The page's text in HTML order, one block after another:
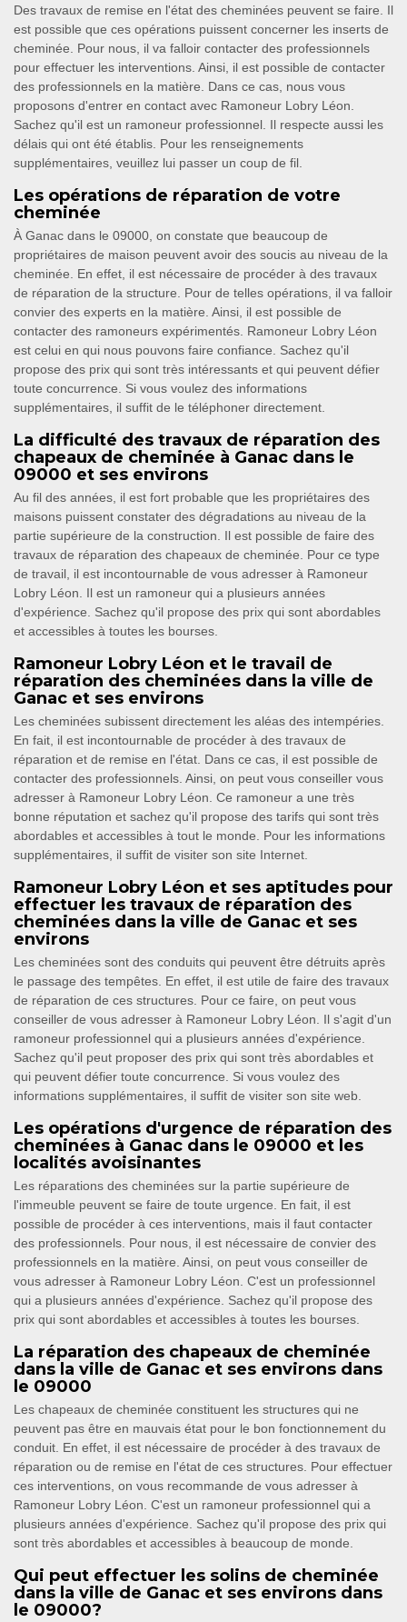
Des travaux de remise en l'état des cheminées peuvent se faire. Il
est possible que ces opérations puissent concerner les inserts de
cheminée. Pour nous, il va falloir contacter des professionnels
pour effectuer les interventions. Ainsi, il est possible de contacter
des professionnels en la matière. Dans ce cas, nous vous
proposons d'entrer en contact avec Ramoneur Lobry Léon.
Sachez qu'il est un ramoneur professionnel. Il respecte aussi les
délais qui ont été établis. Pour les renseignements
supplémentaires, veuillez lui passer un coup de fil.
Les opérations de réparation de votre
cheminée
À Ganac dans le 09000, on constate que beaucoup de
propriétaires de maison peuvent avoir des soucis au niveau de la
cheminée. En effet, il est nécessaire de procéder à des travaux
de réparation de la structure. Pour de telles opérations, il va falloir
convier des experts en la matière. Ainsi, il est possible de
contacter des ramoneurs expérimentés. Ramoneur Lobry Léon
est celui en qui nous pouvons faire confiance. Sachez qu'il
propose des prix qui sont très intéressants et qui peuvent défier
toute concurrence. Si vous voulez des informations
supplémentaires, il suffit de le téléphoner directement.
La difficulté des travaux de réparation des
chapeaux de cheminée à Ganac dans le
09000 et ses environs
Au fil des années, il est fort probable que les propriétaires des
maisons puissent constater des dégradations au niveau de la
partie supérieure de la construction. Il est possible de faire des
travaux de réparation des chapeaux de cheminée. Pour ce type
de travail, il est incontournable de vous adresser à Ramoneur
Lobry Léon. Il est un ramoneur qui a plusieurs années
d'expérience. Sachez qu'il propose des prix qui sont abordables
et accessibles à toutes les bourses.
Ramoneur Lobry Léon et le travail de
réparation des cheminées dans la ville de
Ganac et ses environs
Les cheminées subissent directement les aléas des intempéries.
En fait, il est incontournable de procéder à des travaux de
réparation et de remise en l'état. Dans ce cas, il est possible de
contacter des professionnels. Ainsi, on peut vous conseiller vous
adresser à Ramoneur Lobry Léon. Ce ramoneur a une très
bonne réputation et sachez qu'il propose des tarifs qui sont très
abordables et accessibles à tout le monde. Pour les informations
supplémentaires, il suffit de visiter son site Internet.
Ramoneur Lobry Léon et ses aptitudes pour
effectuer les travaux de réparation des
cheminées dans la ville de Ganac et ses
environs
Les cheminées sont des conduits qui peuvent être détruits après
le passage des tempêtes. En effet, il est utile de faire des travaux
de réparation de ces structures. Pour ce faire, on peut vous
conseiller de vous adresser à Ramoneur Lobry Léon. Il s'agit d'un
ramoneur professionnel qui a plusieurs années d'expérience.
Sachez qu'il peut proposer des prix qui sont très abordables et
qui peuvent défier toute concurrence. Si vous voulez des
informations supplémentaires, il suffit de visiter son site web.
Les opérations d'urgence de réparation des
cheminées à Ganac dans le 09000 et les
localités avoisinantes
Les réparations des cheminées sur la partie supérieure de
l'immeuble peuvent se faire de toute urgence. En fait, il est
possible de procéder à ces interventions, mais il faut contacter
des professionnels. Pour nous, il est nécessaire de convier des
professionnels en la matière. Ainsi, on peut vous conseiller de
vous adresser à Ramoneur Lobry Léon. C'est un professionnel
qui a plusieurs années d'expérience. Sachez qu'il propose des
prix qui sont abordables et accessibles à toutes les bourses.
La réparation des chapeaux de cheminée
dans la ville de Ganac et ses environs dans
le 09000
Les chapeaux de cheminée constituent les structures qui ne
peuvent pas être en mauvais état pour le bon fonctionnement du
conduit. En effet, il est nécessaire de procéder à des travaux de
réparation ou de remise en l'état de ces structures. Pour effectuer
ces interventions, on vous recommande de vous adresser à
Ramoneur Lobry Léon. C'est un ramoneur professionnel qui a
plusieurs années d'expérience. Sachez qu'il propose des prix qui
sont très abordables et accessibles à beaucoup de monde.
Qui peut effectuer les solins de cheminée
dans la ville de Ganac et ses environs dans
le 09000?